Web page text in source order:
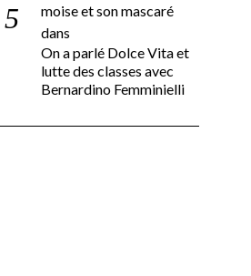
moise et son mascaré
dans
On a parlé Dolce Vita et
lutte des classes avec
Bernardino Femminielli